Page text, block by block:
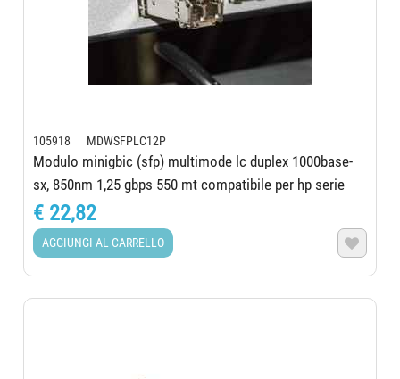
105918 MDWSFPLC12P
Modulo minigbic (sfp) multimode lc duplex 1000base-
sx, 850nm 1,25 gbps 550 mt compatibile per hp serie
enterprise con ddm
€ 22,82
AGGIUNGI AL CARRELLO 